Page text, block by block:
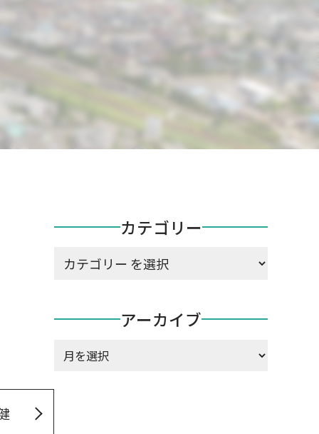
カテゴリー
カテゴリー
アーカイブ
ア
カ